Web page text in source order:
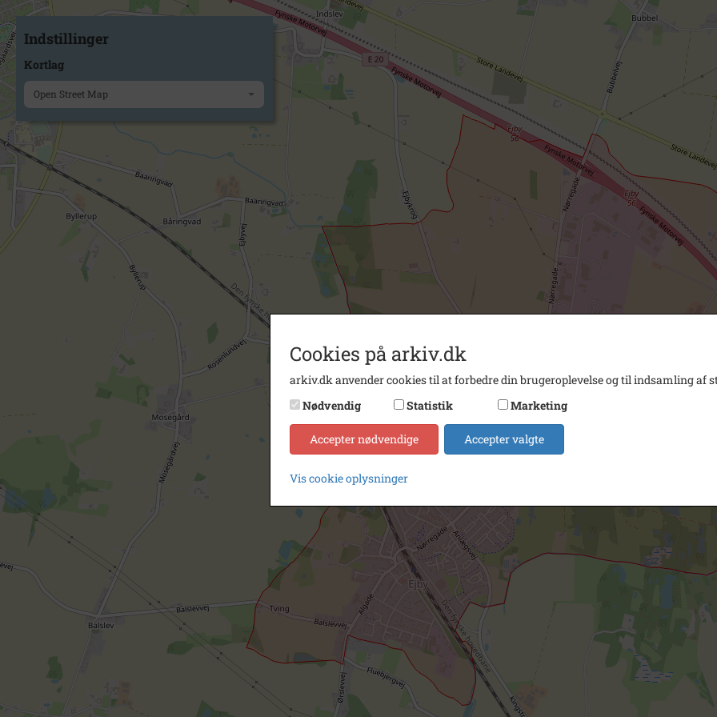
Indstillinger
Kortlag
Open Street Map
Cookies på arkiv.dk
arkiv.dk anvender cookies til at forbedre din brugeroplevelse og til indsamling af
Nødvendig
Statistik Marketing
Accepter nødvendige Accepter valgte
Vis cookie oplysninger